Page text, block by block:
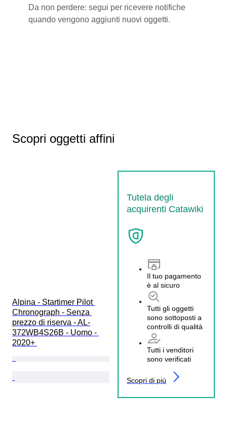
Da non perdere: segui per ricevere notifiche
quando vengono aggiunti nuovi oggetti.
Scopri oggetti affini
Tutela degli
acquirenti Catawiki
Il tuo pagamento
è al sicuro
Tutti gli oggetti
sono sottoposti a
controlli di qualità
Tutti i venditori
sono verificati
Scopri di più
Alpina - Startimer Pilot
Chronograph - Senza
prezzo di riserva - AL-
372WB4S26B - Uomo -
2020+